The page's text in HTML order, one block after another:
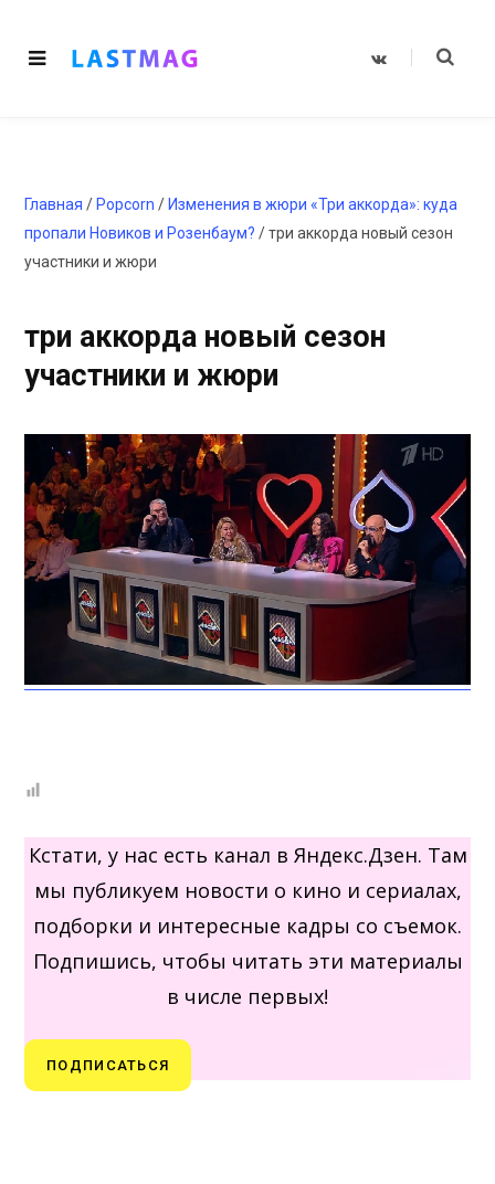
V
Главная / Popcorn / Изменения в жюри «Три аккорда»: куда
пропали Новиков и Розенбаум? /три аккорда новый сезон
участники и жюри
три аккорда новый сезон
участники и жюри
Кстати, у нас есть канал в Яндекс.Дзен. Там
мы публикуем новости о кино и сериалах,
подборки и интересные кадры со съемок.
Подпишись, чтобы читать эти материалы
в числе первых!
ПОДПИСАТЬСЯ